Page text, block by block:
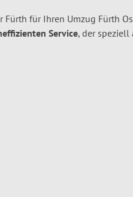
Fürth für Ihren Umzug Fürth
Service, der speziell